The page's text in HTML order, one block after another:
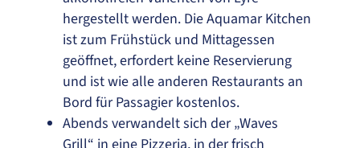
hergestellt werden. Die Aquamar Kitchen
ist zum Frühstück und Mittagessen
geöffnet, erfordert keine Reservierung
und ist wie alle anderen Restaurants an
Bord für Passagier kostenlos.
Abends verwandelt sich der „Waves